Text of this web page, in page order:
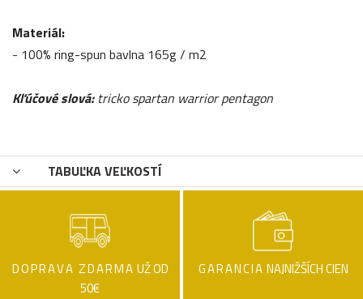
Materiál:
- 100% ring-spun bavlna 165g / m2
Kľúčové slová: tricko spartan warrior pentagon
TABUĽKA VEĽKOSTÍ
DOPRAVA ZDARMA UŽ OD
50€
GARANCIA NAJNIŽŠÍCH CIEN